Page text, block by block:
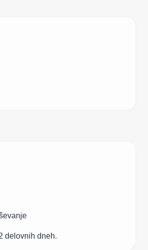
delovnih dneh.